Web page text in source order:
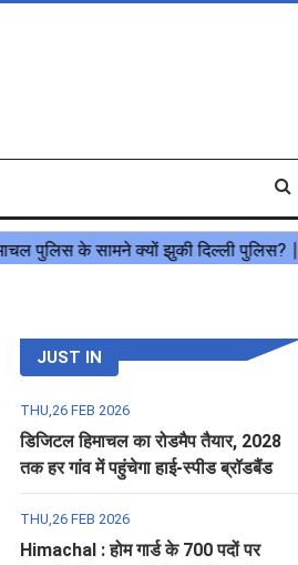
JUST IN
THU,26 FEB 2026
डिजिटल हिमाचल का रोडमैप तैयार, 2028
तक हर गांव में पहुंचेगा हाई-स्पीड ब्रॉडबैंड
THU,26 FEB 2026
Himachal : होम गार्ड के 700 पदों पर